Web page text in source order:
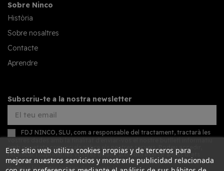
Sobre Ninco
Història
Sobre nosaltres
Contacte
Aprendre
Subscriu-te a la nostra newsletter
FDJ NINCO, SLU, com a responsable del tractament, tractarà les
amb novetats comercials sobre els nostres serveis. Podeu accedir,
rectificar i suprimir les vostres dades, així com exercir altres drets
consultant la informació addicional detallada sobre protecció de
dades a la nostrapolítica de privacitat
Este sitio web utiliza cookies propias y de terceros para
mejorar nuestros servicios y mostrarle publicidad relacionada